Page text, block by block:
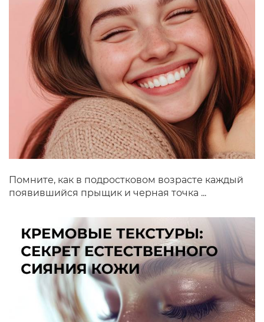
Помните, как в подростковом возрасте каждый
появившийся прыщик и черная точка ...